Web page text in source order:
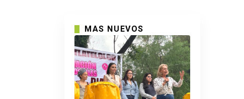
MAS NUEVOS